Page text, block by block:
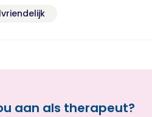
aan als therapeut?